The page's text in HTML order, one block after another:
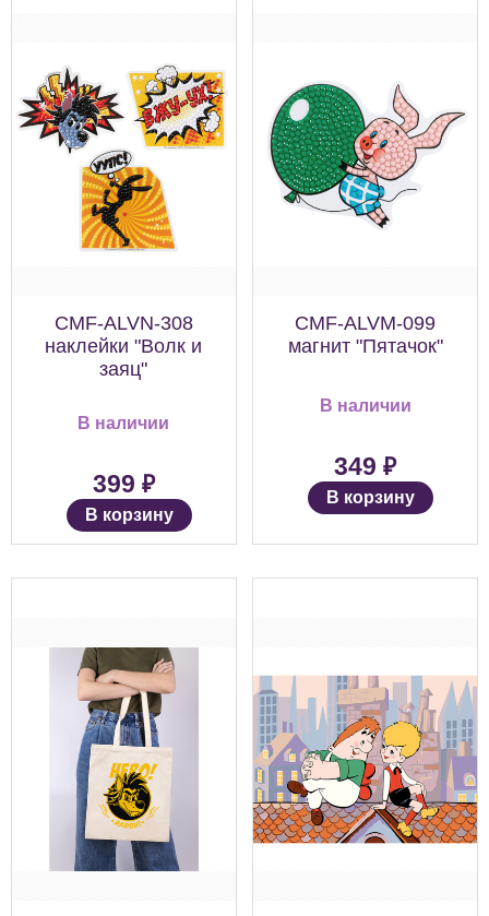
CMF-ALVN-308
наклейки "Волк и
заяц"
В наличии
399 ₽
В корзину
CMF-ALVM-099
магнит "Пятачок"
В наличии
349 ₽
В корзину